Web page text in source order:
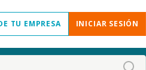
TU EMPRESA INICIAR SESIÓN